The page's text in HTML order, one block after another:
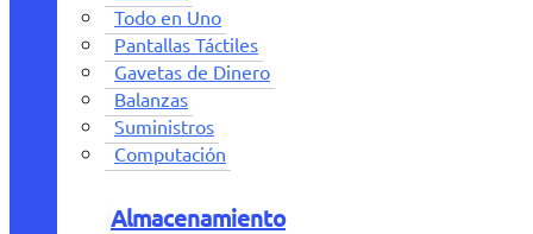
Todo en Uno
Pantallas Táctiles
Gavetas de Dinero
Balanzas
Suministros
Computación
Almacenamiento